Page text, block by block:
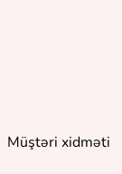
Müştəri xidməti